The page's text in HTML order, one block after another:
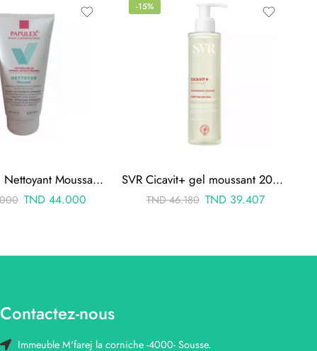
Papulex Gel Nettoyant Moussant 150ml
TND44.000
-15%
SVR Cicavit+ gel moussant 200ml
TND46.180 TND 39.407
Contactez-nous
Immeuble M'farej la corniche -4000- Sousse.